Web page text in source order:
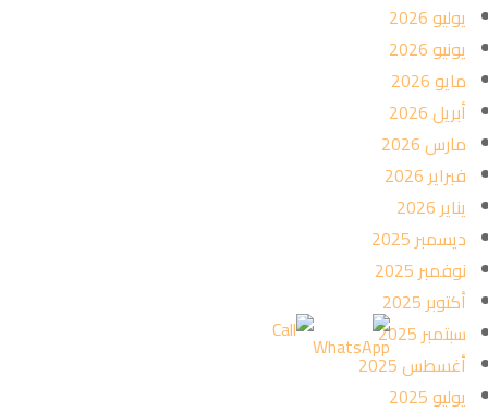
يوليو 2026
يونيو 2026
مايو 2026
أبريل 2026
مارس 2026
فبراير 2026
يناير 2026
ديسمبر 2025
نوفمبر 2025
أكتوبر 2025
سبتمبر 2025
أغسطس 2025
يوليو 2025